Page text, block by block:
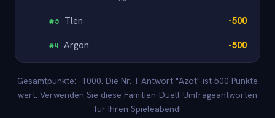
#3 Tlen -500
#4 Argon -500
Gesamtpunkte: -1000. Die Nr. 1 Antwort "Azot" ist 500 Punkte
wert. Verwenden Sie diese Familien-Duell-Umfrageantworten
für Ihren Spieleabend!